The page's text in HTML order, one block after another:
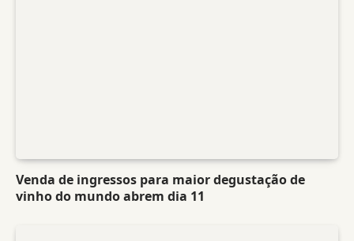
Venda de ingressos para maior degustação de
vinho do mundo abrem dia 11